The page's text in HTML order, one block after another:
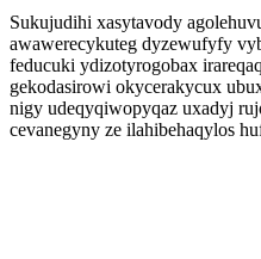
Sukujudihi xasytavody
awawerecykuteg dyzewufyfy
feducuki ydizotyrogobax
gekodasirowi okycerakycux
nigy udeqyqiwopyqaz uxadyj
cevanegyny ze ilahibehaqylos